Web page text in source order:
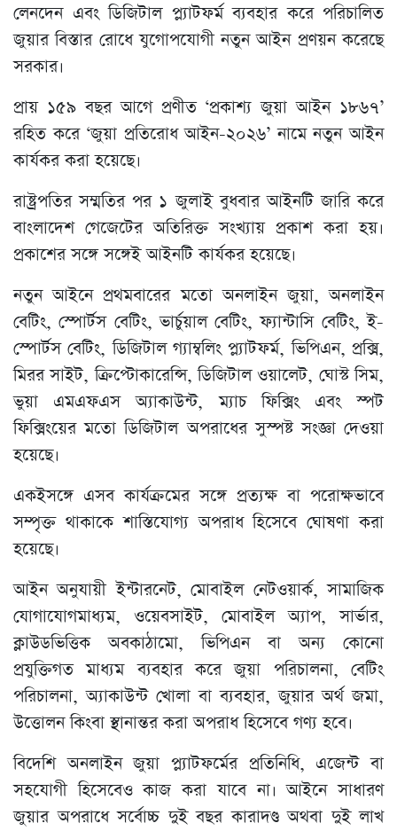
লেনদেন এবং ডিজিটাল প্ল্যাটফর্ম ব্যবহার করে পরিচালিত
জুয়ার বিস্তার রোধে যুগোপযোগী নতুন আইন প্রণয়ন করেছে
সরকার।
প্রায় ১৫৯ বছর আগে প্রণীত ‘প্রকাশ্য জুয়া আইন ১৮৬৭’
রহিত করে ‘জুয়া প্রতিরোধ আইন-২০২৬’ নামে নতুন আইন
কার্যকর করা হয়েছে।
রাষ্ট্রপতির সম্মতির পর ১ জুলাই বুধবার আইনটি জারি করে
বাংলাদেশ গেজেটের অতিরিক্ত সংখ্যায় প্রকাশ করা হয়।
প্রকাশের সঙ্গে সঙ্গেই আইনটি কার্যকর হয়েছে।
নতুন আইনে প্রথমবারের মতো অনলাইন জুয়া, অনলাইন
বেটিং, স্পোর্টস বেটিং, ভার্চুয়াল বেটিং, ফ্যান্টাসি বেটিং, ই-
স্পোর্টস বেটিং, ডিজিটাল গ্যাম্বলিং প্ল্যাটফর্ম, ভিপিএন, প্রক্সি,
মিরর সাইট, ক্রিপ্টোকারেন্সি, ডিজিটাল ওয়ালেট, ঘোস্ট সিম,
ভুয়া এমএফএস অ্যাকাউন্ট, ম্যাচ ফিক্সিং এবং স্পট
ফিক্সিংয়ের মতো ডিজিটাল অপরাধের সুস্পষ্ট সংজ্ঞা দেওয়া
হয়েছে।
একইসঙ্গে এসব কার্যক্রমের সঙ্গে প্রত্যক্ষ বা পরোক্ষভাবে
সম্পৃক্ত থাকাকে শাস্তিযোগ্য অপরাধ হিসেবে ঘোষণা করা
হয়েছে।
আইন অনুযায়ী ইন্টারনেট, মোবাইল নেটওয়ার্ক, সামাজিক
যোগাযোগমাধ্যম, ওয়েবসাইট, মোবাইল অ্যাপ, সার্ভার,
ক্লাউডভিত্তিক অবকাঠামো, ভিপিএন বা অন্য কোনো
প্রযুক্তিগত মাধ্যম ব্যবহার করে জুয়া পরিচালনা, বেটিং
পরিচালনা, অ্যাকাউন্ট খোলা বা ব্যবহার, জুয়ার অর্থ জমা,
উত্তোলন কিংবা স্থানান্তর করা অপরাধ হিসেবে গণ্য হবে।
বিদেশি অনলাইন জুয়া প্ল্যাটফর্মের প্রতিনিধি, এজেন্ট বা
সহযোগী হিসেবেও কাজ করা যাবে না। আইনে সাধারণ
জুয়ার অপরাধে সর্বোচ্চ দুই বছর কারাদণ্ড অথবা দুই লাখ